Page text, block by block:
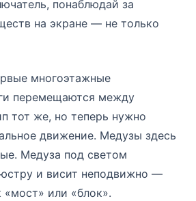
понаблюдай за
на экране — не только
многоэтажные
перемещаются между
тот же, но теперь нужно
движение. Медузы здесь
Медуза под светом
и висит неподвижно —
«мост» или «блок».